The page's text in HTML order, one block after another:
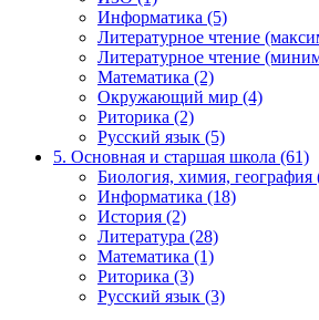
Информатика (5)
Литературное чтение
Литературное чтение
Математика (2)
Окружающий мир (4)
Риторика (2)
Русский язык (5)
5. Основная и старшая школа (61)
Биология, химия, география
Информатика (18)
История (2)
Литература (28)
Математика (1)
Риторика (3)
Русский язык (3)